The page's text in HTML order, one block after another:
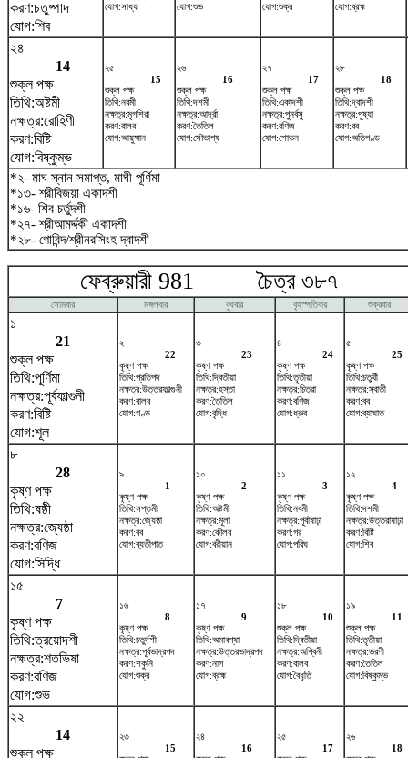
করণ:চতুষ্পাদ
যোগ:শিব
যোগ:সাধ্য
যোগ:শুভ
যোগ:শুক্র
যোগ:ব্রহ্ম
২৪
14
শুক্ল পক্ষ
তিথি:অষ্টমী
নক্ষত্র:রোহিণী
করণ:বিষ্টি
যোগ:বিষ্কুম্ভ
২৫
15
শুক্ল পক্ষ
তিথি:নবমী
নক্ষত্র:মৃগশিরা
করণ:বালব
যোগ:আয়ুষ্মান
২৬
16
শুক্ল পক্ষ
তিথি:দশমী
নক্ষত্র:আর্দ্রা
করণ:তৈতিল
যোগ:সৌভাগ্য
২৭
17
শুক্ল পক্ষ
তিথি:একাদশী
নক্ষত্র:পুনর্বসু
করণ:বণিজ
যোগ:শোভন
২৮
18
শুক্ল পক্ষ
তিথি:দ্বাদশী
নক্ষত্র:পুষ্যা
করণ:বব
যোগ:অতিগণ্ড
*২- মাঘ স্নান সমাপ্ত, মাঘী পূর্ণিমা
*১৩- শ্রীবিজয়া একাদশী
*১৬- শিব চর্তুদশী
*২৭- শ্রীআমর্দ্দকী একাদশী
*২৮- গোবিন্দ/শ্রীনরসিংহ দ্বাদশী
ফেব্রুয়ারী 981 চৈত্র ৩৮৭
সোমবার মঙ্গলবার বুধবার বৃহস্পতিবার শুক্রবার
১
21
শুক্ল পক্ষ
তিথি:পূর্ণিমা
নক্ষত্র:পূর্বফাল্গুনী
করণ:বিষ্টি
যোগ:শূল
২
22
কৃষ্ণ পক্ষ
তিথি:প্রতিপদ
নক্ষত্র:উত্তরফাল্গুনী
করণ:বালব
যোগ:গণ্ড
৩
23
কৃষ্ণ পক্ষ
তিথি:দ্বিতীয়া
নক্ষত্র:হস্তা
করণ:তৈতিল
যোগ:বৃদ্ধি
৪
24
কৃষ্ণ পক্ষ
তিথি:তৃতীয়া
নক্ষত্র:চিত্রা
করণ:বণিজ
যোগ:ধ্রুব
৫
25
কৃষ্ণ পক্ষ
তিথি:চতুর্থী
নক্ষত্র:স্বাতী
করণ:বব
যোগ:ব্যাঘাত
৮
28
কৃষ্ণ পক্ষ
তিথি:ষষ্ঠী
নক্ষত্র:জ্যেষ্ঠা
করণ:বণিজ
যোগ:সিদ্ধি
৯
1
কৃষ্ণ পক্ষ
তিথি:সপ্তমী
নক্ষত্র:জ্যেষ্ঠা
করণ:বব
যোগ:ব্যতীপাত
১০
2
কৃষ্ণ পক্ষ
তিথি:অষ্টমী
নক্ষত্র:মূলা
করণ:কৌলব
যোগ:বরীয়ান
১১
3
কৃষ্ণ পক্ষ
তিথি:নবমী
নক্ষত্র:পূর্বাষাঢ়া
করণ:গর
যোগ:পরিঘ
১২
4
কৃষ্ণ পক্ষ
তিথি:দশমী
নক্ষত্র:উত্তরাষাঢ়া
করণ:বিষ্টি
যোগ:শিব
১৫
7
কৃষ্ণ পক্ষ
তিথি:ত্রয়োদশী
নক্ষত্র:শতভিষ‌া
করণ:বণিজ
যোগ:শুভ
১৬
8
কৃষ্ণ পক্ষ
তিথি:চতুর্দশী
নক্ষত্র:পূর্বভাদ্রপদ
করণ:শকুনি
যোগ:শুক্র
১৭
9
কৃষ্ণ পক্ষ
তিথি:অমাবশ্যা
নক্ষত্র:উত্তরভাদ্রপদ
করণ:নাগ
যোগ:ব্রহ্ম
১৮
10
শুক্ল পক্ষ
তিথি:দ্বিতীয়া
নক্ষত্র:অশ্বিনী
করণ:বালব
যোগ:বৈধৃতি
১৯
11
শুক্ল পক্ষ
তিথি:তৃতীয়া
নক্ষত্র:ভরণী
করণ:তৈতিল
যোগ:বিষ্কুম্ভ
২২
14
শুক্ল পক্ষ
২৩
15
২৪
16
২৫
17
২৬
18